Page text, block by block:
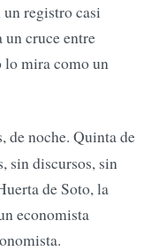
registro casi
cruce entre
lo mira como un
de noche. Quinta de
sin discursos, sin
de Soto, la
economista